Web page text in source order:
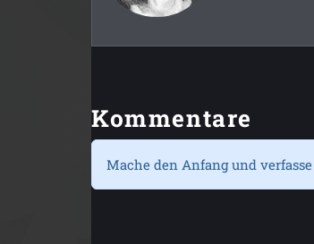
Kommentare
Mache den Anfang und